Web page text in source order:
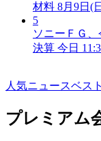
材料 8月9日(
5
ソニーＦＧ
決算 今日
人気ニュースベス
プレミアム